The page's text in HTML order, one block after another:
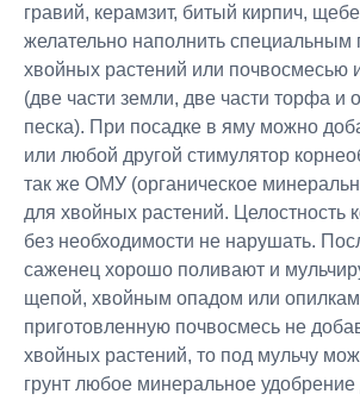
гравий, керамзит, битый кирпич,
желательно наполнить специальным
хвойных растений или почвосмесью
(две части земли, две части торфа и
песка). При посадке в яму можно
или любой другой стимулятор
так же ОМУ (органическое
для хвойных растений. Целостность
без необходимости не нарушать.
саженец хорошо поливают и
щепой, хвойным опадом или
приготовленную почвосмесь не
хвойных растений, то под мульчу
грунт любое минеральное